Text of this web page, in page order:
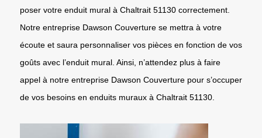
poser votre enduit mural à Chaltrait 51130 correctement.
Notre entreprise Dawson Couverture se mettra à votre
écoute et saura personnaliser vos pièces en fonction de vos
goûts avec l’enduit mural. Ainsi, n’attendez plus à faire
appel à notre entreprise Dawson Couverture pour s’occuper
de vos besoins en enduits muraux à Chaltrait 51130.